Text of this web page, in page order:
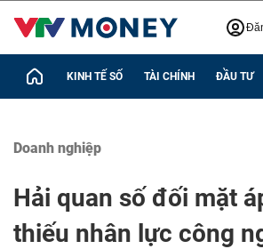
KINH TẾ SỐ TÀI CHÍNH ĐẦU TƯ
Doanh nghiệp
Hải quan số đối mặt
thiếu nhân lực công